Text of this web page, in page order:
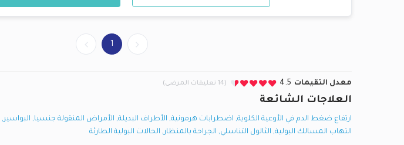
1
معدل التقيمات 4.5 (14 تعليقات المرضى)
العلاجات الشائعة
ارتفاع ضغط الدم في الأوعية الكلوية, اضطرابات هرمونية, الأطراف البديلة, الأمراض المنقولة جنسيا, البواسير,
التهاب المسالك البولية, الثالول التناسلي, الجراحة بالمنظار, الحالات البولية الطارئة